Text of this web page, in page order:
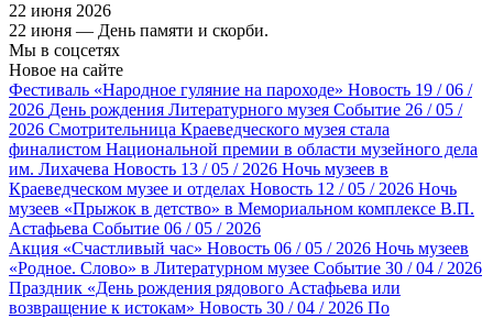
22 июня 2026
22 июня — День памяти и скорби.
Мы в соцсетях
Новое на сайте
Фестиваль «Народное гуляние на пароходе» Новость 19 / 06 /
2026 День рождения Литературного музея Событие 26 / 05 /
2026 Смотрительница Краеведческого музея стала
финалистом Национальной премии в области музейного дела
им. Лихачева Новость 13 / 05 / 2026 Ночь музеев в
Краеведческом музее и отделах Новость 12 / 05 / 2026 Ночь
музеев «Прыжок в детство» в Мемориальном комплексе В.П.
Астафьева Событие 06 / 05 / 2026
Акция «Счастливый час» Новость 06 / 05 / 2026 Ночь музеев
«Родное. Слово» в Литературном музее Событие 30 / 04 / 2026
Праздник «День рождения рядового Астафьева или
возвращение к истокам» Новость 30 / 04 / 2026 По